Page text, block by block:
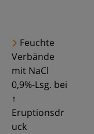
Feuchte
Verbände
mit NaCl
0,9%-Lsg. bei
↑
Eruptionsdr
uck